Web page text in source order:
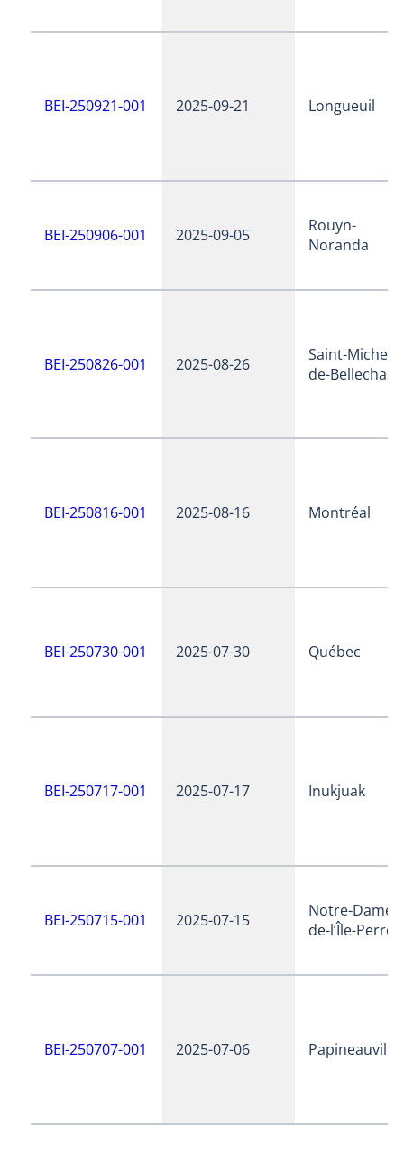
BEI-250921-001 2025-09-21 Longueuil
BEI-250906-001 2025-09-05
Rouyn-
Noranda
BEI-250826-001 2025-08-26
Saint-Michel-
de-
BEI-250816-001 2025-08-16 Montréal
BEI-250730-001 2025-07-30 Québec
BEI-250717-001 2025-07-17 Inukjuak
BEI-250715-001 2025-07-15
Notre-Dame-
de-l’Île-Perrot
BEI-250707-001 2025-07-06 Papineauville